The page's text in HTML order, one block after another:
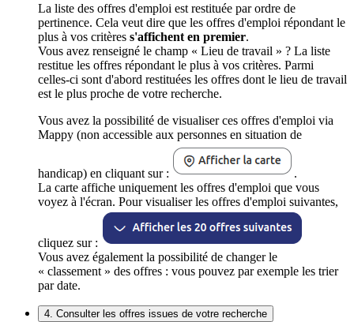
La liste des offres d'emploi est restituée par ordre de
pertinence. Cela veut dire que les offres d'emploi répondant le
plus à vos critères s'affichent en premier.
Vous avez renseigné le champ « Lieu de travail » ? La liste
restitue les offres répondant le plus à vos critères. Parmi
celles-ci sont d'abord restituées les offres dont le lieu de travail
est le plus proche de votre recherche.
Vous avez la possibilité de visualiser ces offres d'emploi via
Mappy (non accessible aux personnes en situation de
handicap) en cliquant sur :
.
La carte affiche uniquement les offres d'emploi que vous
voyez à l'écran. Pour visualiser les offres d'emploi suivantes,
cliquez sur :
Vous avez également la possibilité de changer le
« classement » des offres : vous pouvez par exemple les trier
par date.
4. Consulter les offres issues de votre recherche